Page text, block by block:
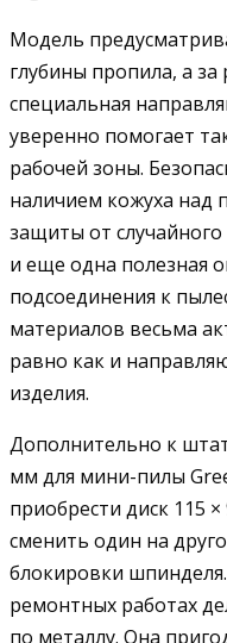
Модель
глубины пропила, а за
специальная
уверенно помогает
рабочей зоны.
наличием кожуха над
защиты от
и еще одна полезная
подсоединения к
материалов весьма
равно как и
изделия.
Дополнительно к
мм для мини-пилы
приобрести диск 115
сменить один на
блокировки
ремонтных работах
по металлу. Она